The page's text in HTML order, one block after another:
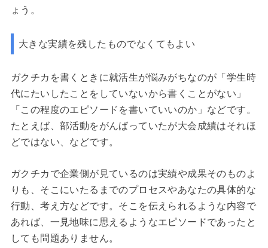
ょう。
大きな実績を残したものでなくてもよい
ガクチカを書くときに就活生が悩みがちなのが「学生時
代にたいしたことをしていないから書くことがない」
「この程度のエピソードを書いていいのか」などです。
たとえば、部活動をがんばっていたが大会成績はそれほ
どではない、などです。
ガクチカで企業側が見ているのは実績や成果そのものよ
りも、そこにいたるまでのプロセスやあなたの具体的な
行動、考え方などです。そこを伝えられるような内容で
あれば、一見地味に思えるようなエピソードであったと
しても問題ありません。